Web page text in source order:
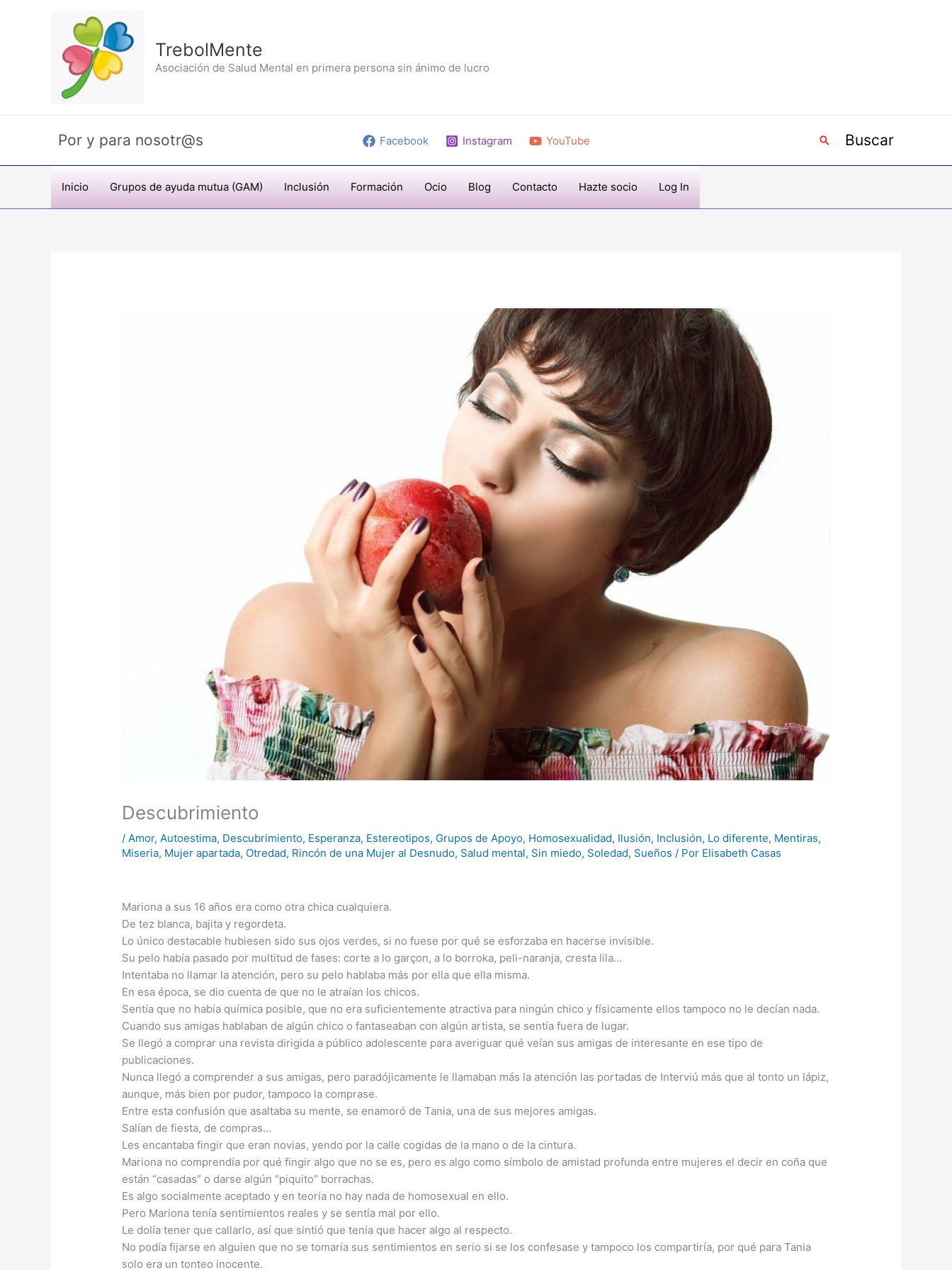
TrebolMente
Asociación de Salud Mental en primera persona sin ánimo de lucro
Por y para nosotr@s Facebook Instagram YouTube BuscarBuscar
Inicio Grupos de ayuda mutua (GAM) Inclusión Formación Ocio Blog Contacto Hazte socio Log In
Descubrimiento
/Amor,Autoestima, Descubrimiento, Esperanza, Estereotipos, Grupos de Apoyo, Homosexualidad, Ilusión, Inclusión, Lo diferente, Mentiras,
Miseria, Mujer apartada, Otredad, Rincón de una Mujer al Desnudo, Salud mental, Sin miedo, Soledad, Sueños / Por Elisabeth Casas
Mariona a sus 16 años era como otra chica cualquiera.
De tez blanca, bajita y regordeta.
Lo único destacable hubiesen sido sus ojos verdes, si no fuese por qué se esforzaba en hacerse invisible.
Su pelo había pasado por multitud de fases: corte a lo garçon, a lo borroka, peli-naranja, cresta lila…
Intentaba no llamar la atención, pero su pelo hablaba más por ella que ella misma.
En esa época, se dio cuenta de que no le atraían los chicos.
Sentía que no había química posible, que no era suficientemente atractiva para ningún chico y físicamente ellos tampoco no le decían nada.
Cuando sus amigas hablaban de algún chico o fantaseaban con algún artista, se sentía fuera de lugar.
Se llegó a comprar una revista dirigida a público adolescente para averiguar qué veían sus amigas de interesante en ese tipo de
publicaciones.
Nunca llegó a comprender a sus amigas, pero paradójicamente le llamaban más la atención las portadas de Interviú más que al tonto un lápiz,
aunque, más bien por pudor, tampoco la comprase.
Entre esta confusión que asaltaba su mente, se enamoró de Tania, una de sus mejores amigas.
Salían de fiesta, de compras…
Les encantaba fingir que eran novias, yendo por la calle cogidas de la mano o de la cintura.
Mariona no comprendía por qué fingir algo que no se es, pero es algo como símbolo de amistad profunda entre mujeres el decir en coña que
están “casadas” o darse algún “piquito” borrachas.
Es algo socialmente aceptado y en teoría no hay nada de homosexual en ello.
Pero Mariona tenía sentimientos reales y se sentía mal por ello.
Le dolía tener que callarlo, así que sintió que tenía que hacer algo al respecto.
No podía fijarse en alguien que no se tomaría sus sentimientos en serio si se los confesase y tampoco los compartiría, por qué para Tania
solo era un tonteo inocente.